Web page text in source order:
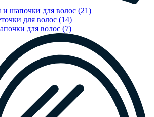
и шапочки для волос (21)
для волос (14)
для волос (7)